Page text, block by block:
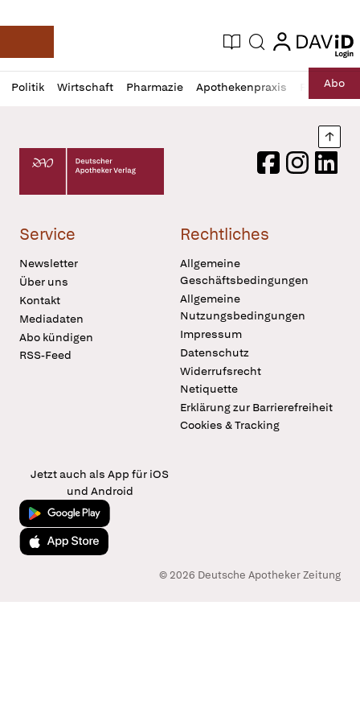
Deutsche Apotheker Zeitung
Aktuelle Ausgabe
Suche login
login
Politik Wirtschaft Pharmazie Apothekenpraxis RechtAbo
Profil
öffnen
Daz
Pur
Deutscher Apotheker Verlag Logo
FacebookInstagram
Service
Newsletter
Über uns
Kontakt
Mediadaten
Abo kündigen
RSS-Feed
Rechtliches
Allgemeine
Geschäftsbedingungen
Allgemeine
Nutzungsbedingungen
Impressum
Datenschutz
Widerrufsrecht
Netiquette
Erklärung zur Barrierefreiheit
Cookies & Tracking
Jetzt auch als App für iOS
und Android
Jetzt bei Google Play
Laden im App Store
© 2026 Deutsche Apotheker Zeitung